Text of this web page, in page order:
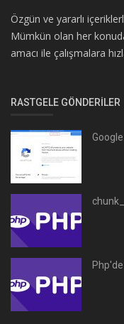
Özgün ve yararlı
Mümkün olan her
amacı ile çalışmalara
RASTGELE GÖNDERILER